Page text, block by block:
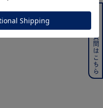
よくある質問はこちら